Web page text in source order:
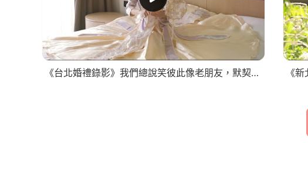
《台北婚禮錄影》我們總說笑彼此像老朋友，默契好到連架都吵不起來了/早儀晚宴SDE